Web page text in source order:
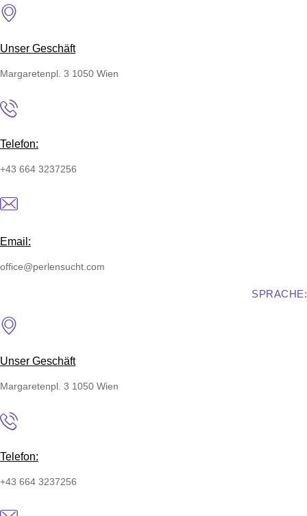
Skip
to
Unser Geschäft
Margaretenpl. 3 1050 Wien
Telefon:
+43 664 3237256
Email:
office@perlensucht.com
SPRACHE:
Unser Geschäft
Margaretenpl. 3 1050 Wien
Telefon:
+43 664 3237256